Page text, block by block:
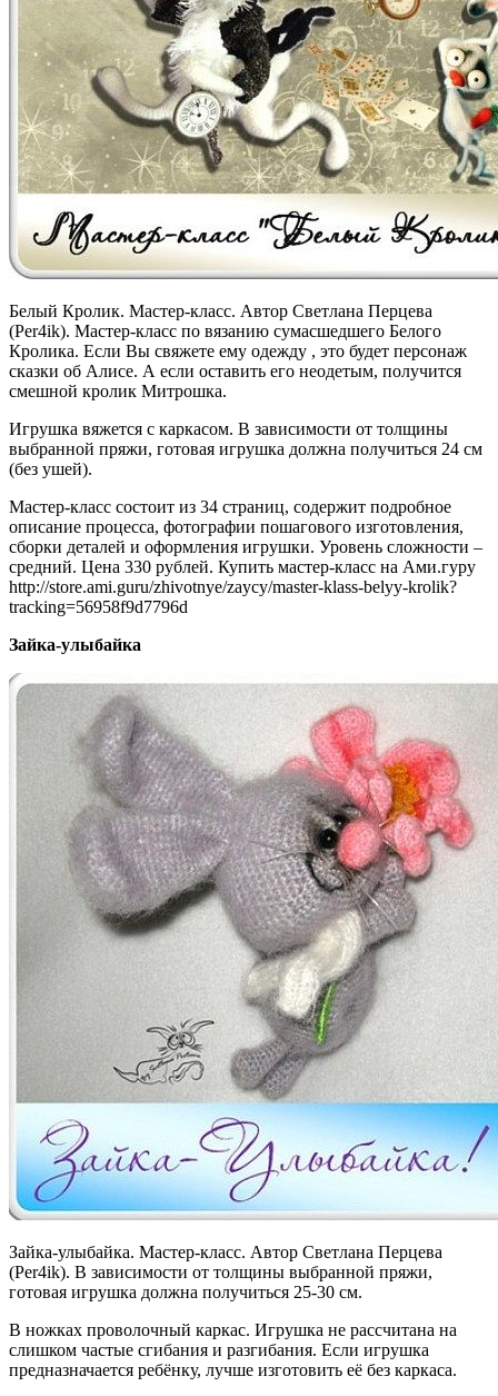
Белый Кролик. Мастер-класс. Автор Светлана Перцева
(Per4ik). Мастер-класс по вязанию сумасшедшего Белого
Кролика. Если Вы свяжете ему одежду , это будет персонаж
сказки об Алисе. А если оставить его неодетым, получится
смешной кролик Митрошка.
Игрушка вяжется с каркасом. В зависимости от толщины
выбранной пряжи, готовая игрушка должна получиться 24 см
(без ушей).
Мастер-класс состоит из 34 страниц, содержит подробное
описание процесса, фотографии пошагового изготовления,
сборки деталей и оформления игрушки. Уровень сложности –
средний. Цена 330 рублей. Купить мастер-класс на Ами.гуру
http://store.ami.guru/zhivotnye/zaycy/master-klass-belyy-krolik?
tracking=56958f9d7796d
Зайка-улыбайка
Зайка-улыбайка. Мастер-класс. Автор Светлана Перцева
(Per4ik). В зависимости от толщины выбранной пряжи,
готовая игрушка должна получиться 25-30 см.
В ножках проволочный каркас. Игрушка не рассчитана на
слишком частые сгибания и разгибания. Если игрушка
предназначается ребёнку, лучше изготовить её без каркаса.